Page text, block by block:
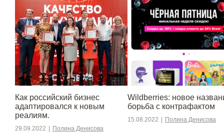
​​Как российский бизнес
адаптировался к новым
реалиям.
29.09.2022 Полина Денисова
Wildberries: новое
борьба с контрафактом
15.08.2022 Полина Денисова